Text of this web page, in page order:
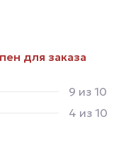
для заказа
9 из 10
4 из 10